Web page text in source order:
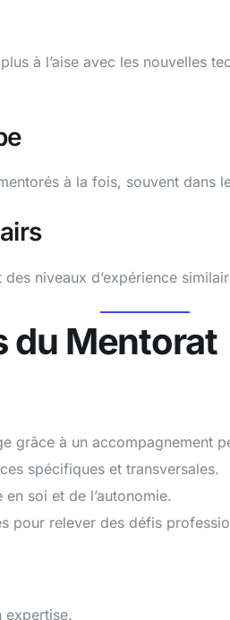
à l’aise avec les nouvelles
à la fois, souvent dans
niveaux d’expérience
du Mentorat
grâce à un accompagnement
spécifiques et transversales.
soi et de l’autonomie.
pour relever des défis
expertise.